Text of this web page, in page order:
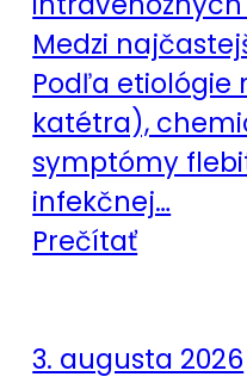
Medzi
Podľa
katétra),
symptómy
infekčnej…
Prečítať
3. augusta 2026